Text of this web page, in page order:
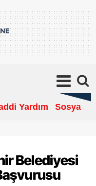
Yardım Sosyal
Belediyesi